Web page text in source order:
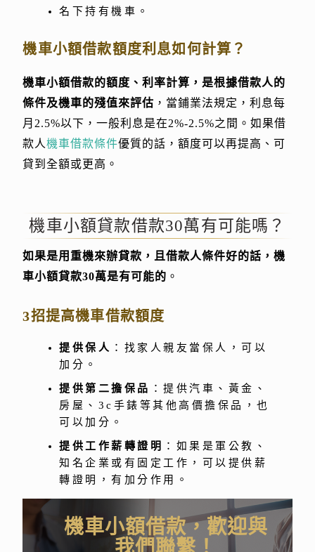
名下持有機車。
機車小額借款額度利息如何計算？
機車小額借款的額度、利率計算，是根據借款人的
條件及機車的殘值來評估 ，當鋪業法規定，利息每
月2.5%以下，一般利息是在2%-2.5%之間。如果借
款人機車借款條件優質的話，額度可以再提高、可
貸到全額或更高。
機車小額貸款借款30萬有可能嗎？
如果是用重機來辦貸款，且借款人條件好的話，機
車小額貸款30萬是有可能的 。
3招提高機車借款額度
提供保人 ：找家人親友當保人，可以
加分。
提供第二擔保品
：提供汽車、黃金、
房屋、3c手錶等其他高價擔保品，也
可以加分。
提供工作薪轉證明
：如果是軍公教、
知名企業或有固定工作，可以提供薪
轉證明，有加分作用。
機車小額借款，歡迎與